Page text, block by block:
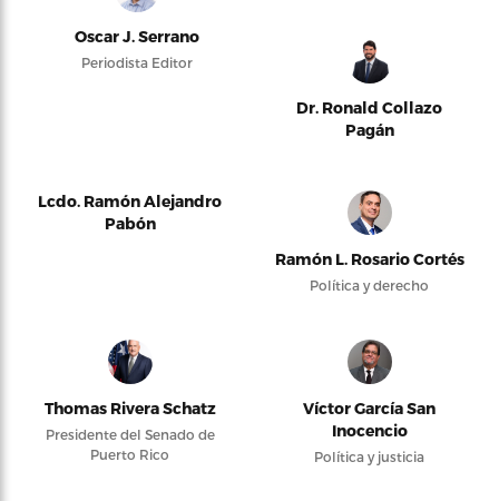
Oscar J. Serrano
Periodista Editor
Dr. Ronald Collazo
Pagán
Lcdo. Ramón Alejandro
Pabón
Ramón L. Rosario Cortés
Política y derecho
Thomas Rivera Schatz
Presidente del Senado de
Puerto Rico
Víctor García San
Inocencio
Política y justicia